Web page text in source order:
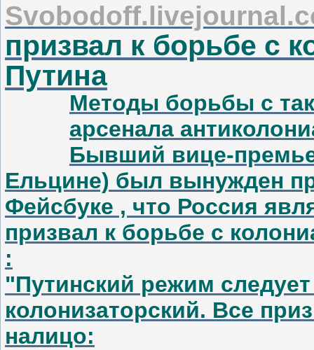
S
призвал к борьбе с
Путина
Методы борьбы с
арсенала
Бывший вице-
Ельцине) был вынужден
Фейсбуке , что Россия
призвал к борьбе с
:
"Путинский режим
колонизаторский. Все
налицо: